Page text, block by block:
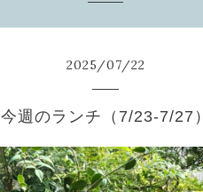
2025/07/22
今週のランチ（7/23-7/27）